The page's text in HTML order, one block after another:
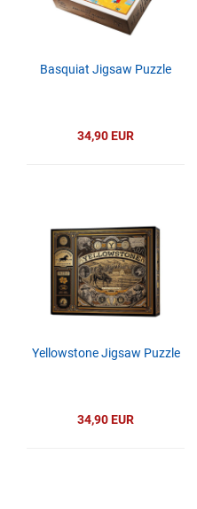
Basquiat Jigsaw Puzzle
34,90 EUR
Yellowstone Jigsaw Puzzle
34,90 EUR